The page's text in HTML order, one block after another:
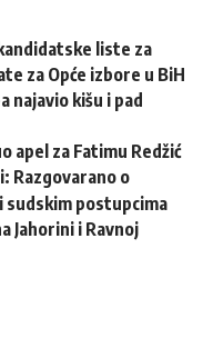
liste za
za Opće izbore u BiH
najavio kišu i pad
apel za Fatimu Redžić
Razgovarano o
postupcima
Jahorini i Ravnoj